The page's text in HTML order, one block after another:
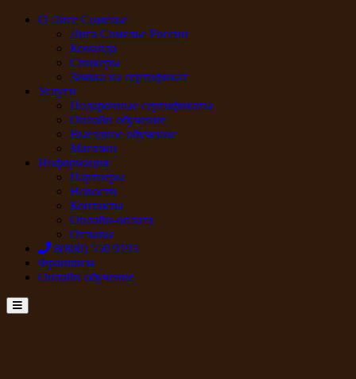
О Лиге Сомелье
Лига Сомелье России
Команда
Спикеры
Заявка на сертификат
Услуги
Подарочные сертификаты
Онлайн обучение
Выездное обучение
Магазин
Информация
Партнеры
Новости
Контакты
Онлайн-оплата
Отзывы
8(800) 550 9193
Франшиза
Онлайн обучение
Menu